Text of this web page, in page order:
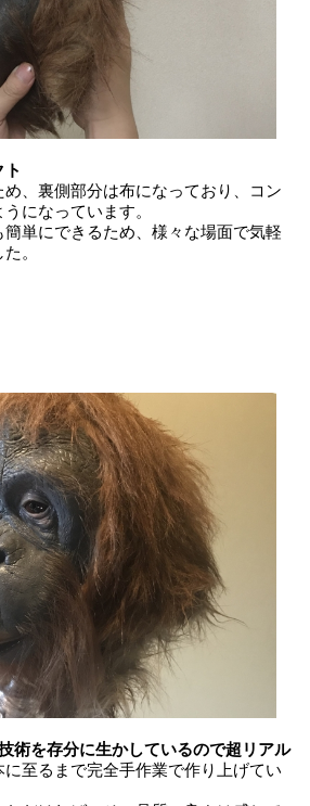
ト
、裏側部分は布になっており、コン
になっています。
単にできるため、様々な場面で気軽
。
術を存分に生かしているので超リアル
至るまで完全手作業で作り上げてい